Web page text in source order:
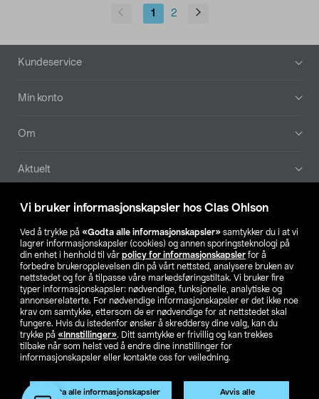
Vi bruker informasjonskapsler hos Clas Ohlson
Ved å trykke på «Godta alle informasjonskapsler» samtykker du i at vi
lagrer informasjonskapsler (cookies) og annen sporingsteknologi på
din enhet i henhold til vår policy for informasjonskapsler for å
forbedre brukeropplevelsen din på vårt nettsted, analysere bruken av
nettstedet og for å tilpasse våre markedsføringstiltak. Vi bruker fire
typer informasjonskapsler: nødvendige, funksjonelle, analytiske og
annonserelaterte. For nødvendige informasjonskapsler er det ikke noe
krav om samtykke, ettersom de er nødvendige for at nettstedet skal
fungere. Hvis du istedenfor ønsker å skreddersy dine valg, kan du
trykke på «Innstillinger». Ditt samtykke er frivillig og kan trekkes
tilbake når som helst ved å endre dine innstillinger for
informasjonskapsler eller kontakte oss for veiledning.
Godta alle informasjonskapsler Avvis alle
1 2
Bunntekst
Kundeservice
Min konto
Om
Aktuelt
Våre selskaper
Finn din butikk
SE NO FI
Endre til priser ekskl. moms